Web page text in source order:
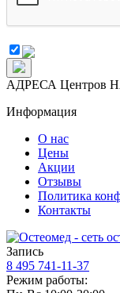
АДРЕСА Центров
Информация
О нас
Цены
Акции
Отзывы
Политика
Контакты
Запись
8 495 741-11-37
Режим работы: